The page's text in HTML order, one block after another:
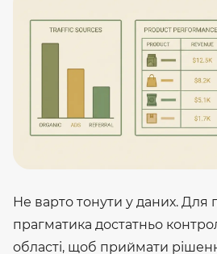
Не варто тонути у даних. Для
прагматика достатньо
області, щоб приймати